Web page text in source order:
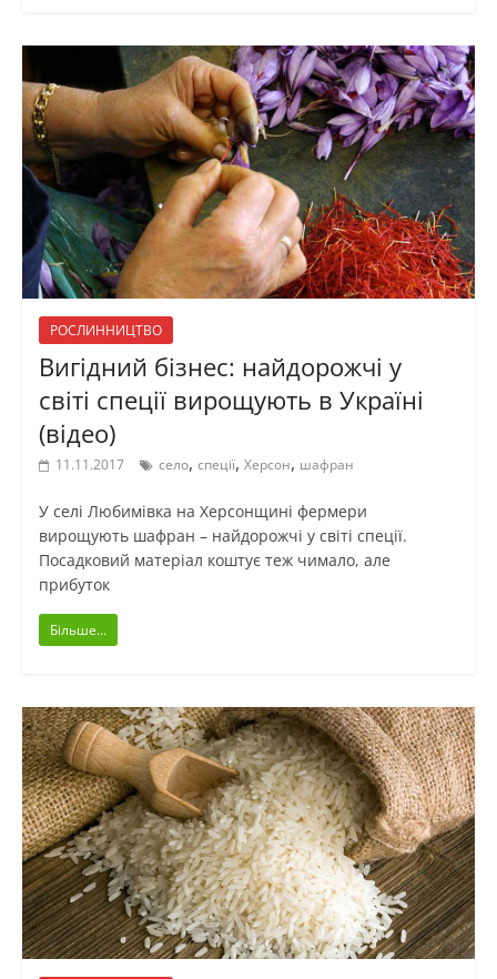
РОСЛИННИЦТВО
Вигідний бізнес: найдорожчі у
світі спеції вирощують в Україні
(відео)
11.11.2017 село, спеції, Херсон, шафран
У селі Любимівка на Херсонщині фермери
вирощують шафран – найдорожчі у світі спеції.
Посадковий матеріал коштує теж чимало, але
прибуток
Більше...